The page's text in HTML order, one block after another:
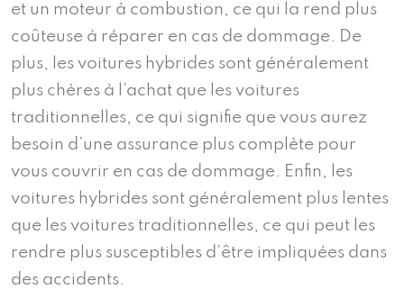
et un moteur à combustion, ce qui la rend plus
coûteuse à réparer en cas de dommage. De
plus, les voitures hybrides sont généralement
plus chères à l’achat que les voitures
traditionnelles, ce qui signifie que vous aurez
besoin d’une assurance plus complète pour
vous couvrir en cas de dommage. Enfin, les
voitures hybrides sont généralement plus lentes
que les voitures traditionnelles, ce qui peut les
rendre plus susceptibles d’être impliquées dans
des accidents.